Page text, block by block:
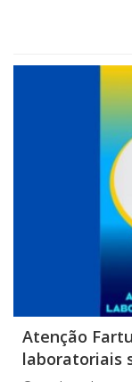
Atenção
laboratoriais